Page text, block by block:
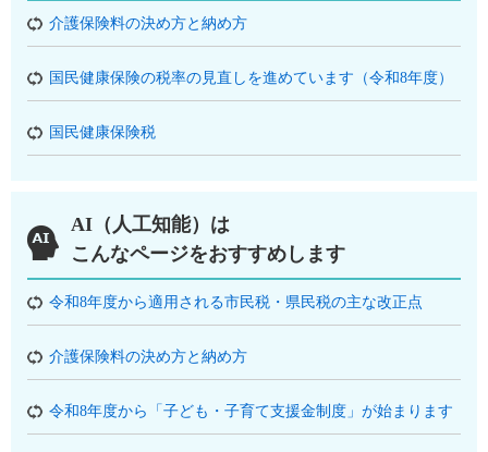
介護保険料の決め方と納め方
国民健康保険の税率の見直しを進めています（令和8年度）
国民健康保険税
AI（人工知能）は
こんなページをおすすめします
令和8年度から適用される市民税・県民税の主な改正点
介護保険料の決め方と納め方
令和8年度から「子ども・子育て支援金制度」が始まります